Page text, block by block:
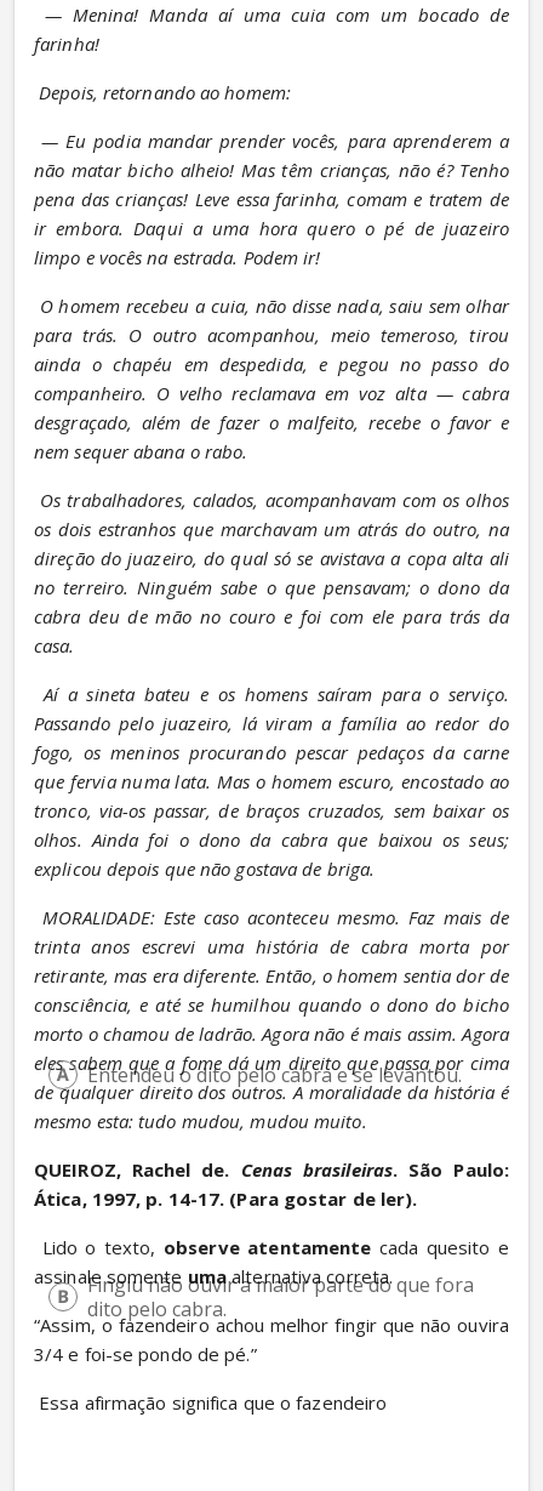
— Menina! Manda aí uma cuia com um bocado de
farinha!
Depois, retornando ao homem:
— Eu podia mandar prender vocês, para aprenderem a
não matar bicho alheio! Mas têm crianças, não é? Tenho
pena das crianças! Leve essa farinha, comam e tratem de
ir embora. Daqui a uma hora quero o pé de juazeiro
limpo e vocês na estrada. Podem ir!
O homem recebeu a cuia, não disse nada, saiu sem olhar
para trás. O outro acompanhou, meio temeroso, tirou
ainda o chapéu em despedida, e pegou no passo do
companheiro. O velho reclamava em voz alta — cabra
desgraçado, além de fazer o malfeito, recebe o favor e
nem sequer abana o rabo.
Os trabalhadores, calados, acompanhavam com os olhos
os dois estranhos que marchavam um atrás do outro, na
direção do juazeiro, do qual só se avistava a copa alta ali
no terreiro. Ninguém sabe o que pensavam; o dono da
cabra deu de mão no couro e foi com ele para trás da
casa.
Aí a sineta bateu e os homens saíram para o serviço.
Passando pelo juazeiro, lá viram a família ao redor do
fogo, os meninos procurando pescar pedaços da carne
que fervia numa lata. Mas o homem escuro, encostado ao
tronco, via-os passar, de braços cruzados, sem baixar os
olhos. Ainda foi o dono da cabra que baixou os seus;
explicou depois que não gostava de briga.
MORALIDADE: Este caso aconteceu mesmo. Faz mais de
trinta anos escrevi uma história de cabra morta por
retirante, mas era diferente. Então, o homem sentia dor de
consciência, e até se humilhou quando o dono do bicho
morto o chamou de ladrão. Agora não é mais assim. Agora
eles sabem que a fome dá um direito que passa por cima
de qualquer direito dos outros. A moralidade da história é
mesmo esta: tudo mudou, mudou muito.
QUEIROZ, Rachel de. Cenas brasileiras. São Paulo:
Ática, 1997, p. 14-17. (Para gostar de ler).
Lido o texto, observe atentamente cada quesito e
assinale somente uma alternativa correta.
“Assim, o fazendeiro achou melhor fingir que não ouvira
3/4 e foi-se pondo de pé.”
Essa afirmação significa que o fazendeiro
Entendeu o dito pelo cabra e se levantou.
Fingiu não ouvir a maior parte do que fora
dito pelo cabra.